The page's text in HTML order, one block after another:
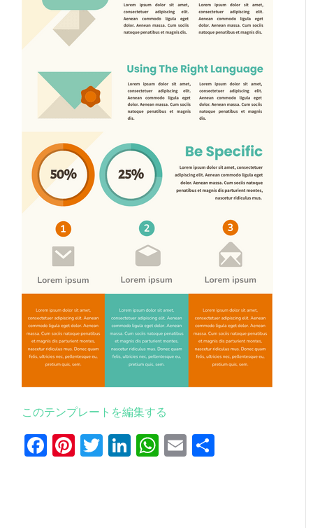
このテンプレートを編集する
Facebook
Pinterest
Twitter
LinkedIn
WhatsApp
Email